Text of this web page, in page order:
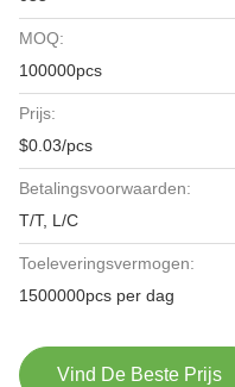
MOQ:
100000pcs
Prijs:
$0.03/pcs
Betalingsvoorwaarden:
T/T, L/C
Toeleveringsvermogen:
1500000pcs per dag
Vind De Beste Prijs